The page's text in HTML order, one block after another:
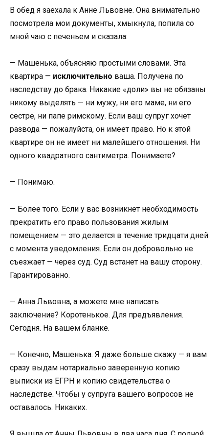
В обед я заехала к Анне Львовне. Она внимательно
посмотрела мои документы, хмыкнула, попила со
мной чаю с печеньем и сказала:
— Машенька, объясняю простыми словами. Эта
квартира — исключительно ваша. Получена по
наследству до брака. Никакие «доли» вы не обязаны
никому выделять — ни мужу, ни его маме, ни его
сестре, ни папе римскому. Если ваш супруг хочет
развода — пожалуйста, он имеет право. Но к этой
квартире он не имеет ни малейшего отношения. Ни
одного квадратного сантиметра. Понимаете?
— Понимаю.
— Более того. Если у вас возникнет необходимость
прекратить его право пользования жилым
помещением — это делается в течение тридцати дней
с момента уведомления. Если он добровольно не
съезжает — через суд. Суд встанет на вашу сторону.
Гарантированно.
— Анна Львовна, а можете мне написать
заключение? Коротенькое. Для предъявления.
Сегодня. На вашем бланке.
— Конечно, Машенька. Я даже больше скажу — я вам
сразу выдам нотариально заверенную копию
выписки из ЕГРН и копию свидетельства о
наследстве. Чтобы у супруга вашего вопросов не
оставалось. Никаких.